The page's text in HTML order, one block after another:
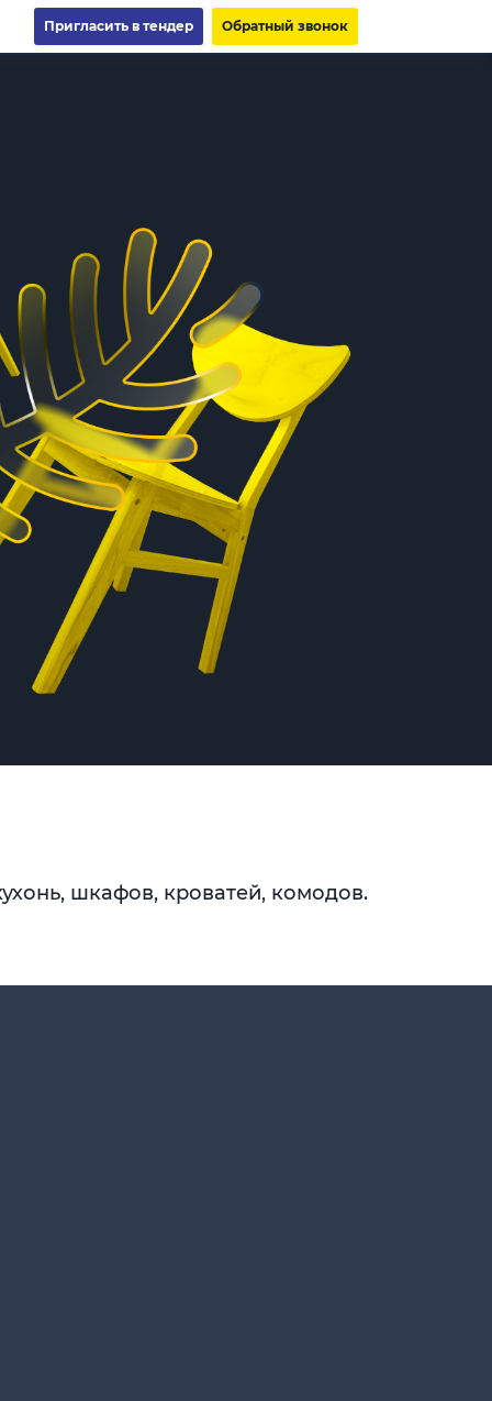
Пригласить в тендер Обратный звонок
шкафов, кроватей, комодов.